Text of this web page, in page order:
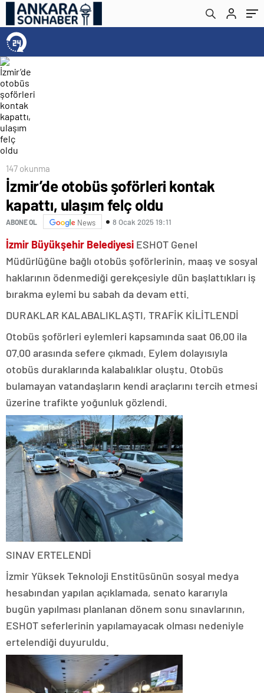
147 okunma
İzmir’de otobüs şoförleri kontak
kapattı, ulaşım felç oldu
ABONE OL News 8 Ocak 2025 19:11
İzmir Büyükşehir Belediyesi ESHOT Genel
Müdürlüğüne bağlı otobüs şoförlerinin, maaş ve sosyal
haklarının ödenmediği gerekçesiyle dün başlattıkları iş
bırakma eylemi bu sabah da devam etti.
DURAKLAR KALABALIKLAŞTI, TRAFİK KİLİTLENDİ
Otobüs şoförleri eylemleri kapsamında saat 06.00 ila
07.00 arasında sefere çıkmadı. Eylem dolayısıyla
otobüs duraklarında kalabalıklar oluştu. Otobüs
bulamayan vatandaşların kendi araçlarını tercih etmesi
üzerine trafikte yoğunluk gözlendi.
SINAV ERTELENDİ
İzmir Yüksek Teknoloji Enstitüsünün sosyal medya
hesabından yapılan açıklamada, senato kararıyla
bugün yapılması planlanan dönem sonu sınavlarının,
ESHOT seferlerinin yapılamayacak olması nedeniyle
ertelendiği duyuruldu.